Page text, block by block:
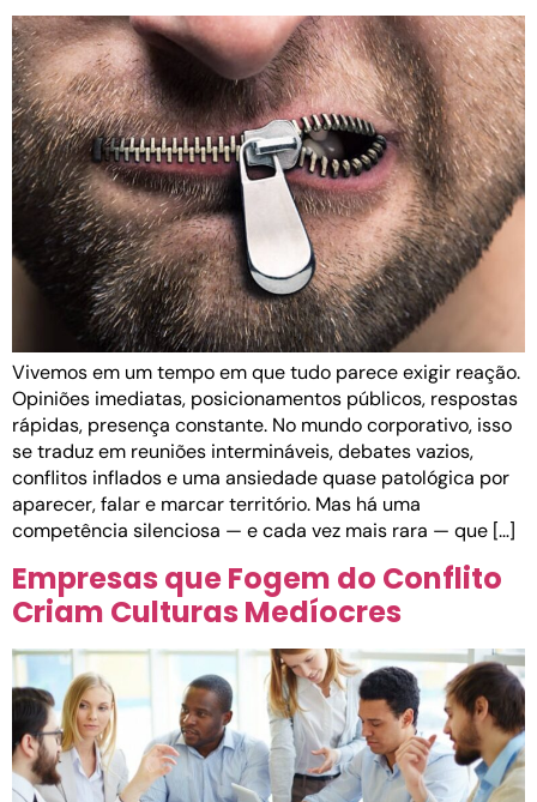
Vivemos em um tempo em que tudo parece exigir reação.
Opiniões imediatas, posicionamentos públicos, respostas
rápidas, presença constante. No mundo corporativo, isso
se traduz em reuniões intermináveis, debates vazios,
conflitos inflados e uma ansiedade quase patológica por
aparecer, falar e marcar território. Mas há uma
competência silenciosa — e cada vez mais rara — que […]
Empresas que Fogem do Conflito
Criam Culturas Medíocres